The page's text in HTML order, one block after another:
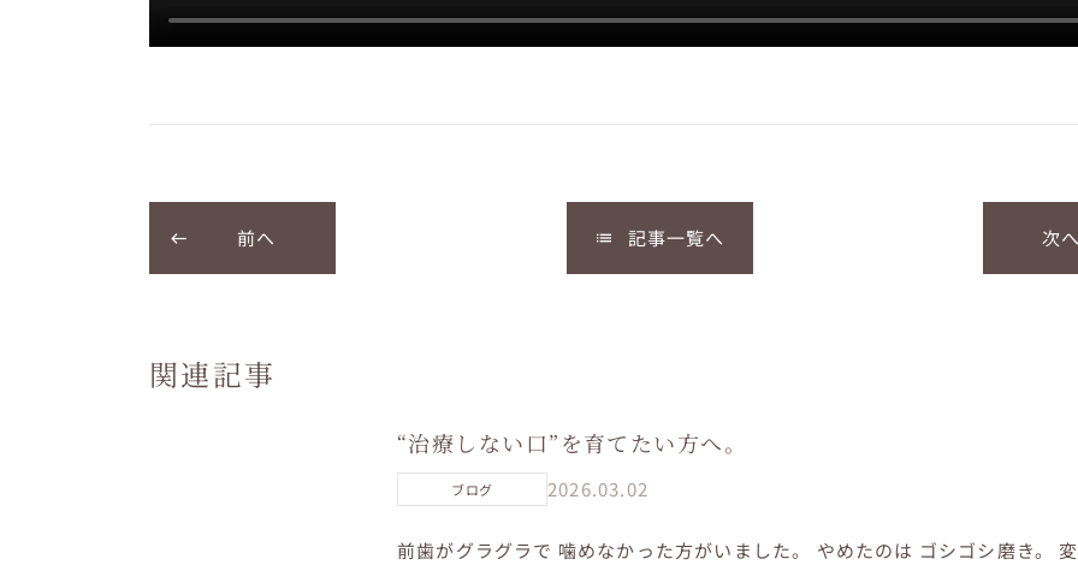
前へ list 記事一覧へ 次へ
関連記事
“治療しない口”を育てたい方へ。
ブログ 2026.03.02
前歯がグラグラで 噛めなかった方がいました。 やめたのは ゴシゴシ磨き。